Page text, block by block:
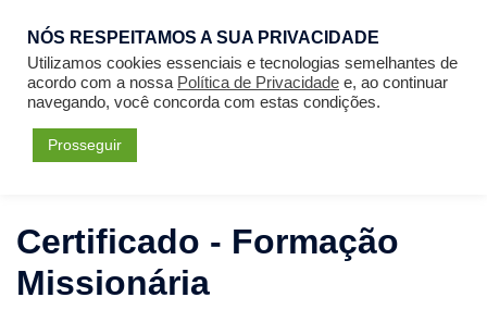
Certificado - Formação
Missionária
NÓS RESPEITAMOS A SUA PRIVACIDADE
Utilizamos cookies essenciais e tecnologias semelhantes de
acordo com a nossa Política de Privacidade e, ao continuar
navegando, você concorda com estas condições.
Prosseguir